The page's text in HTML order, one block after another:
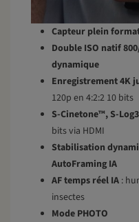
Capteur plein
Double ISO natif
dynamique
Enregistrement 4K
120p en 4:2:2 10 bits
S-Cinetone™, S-Log3
bits via HDMI
Stabilisation
AutoFraming IA
AF temps réel IA :
insectes
Mode PHOTO